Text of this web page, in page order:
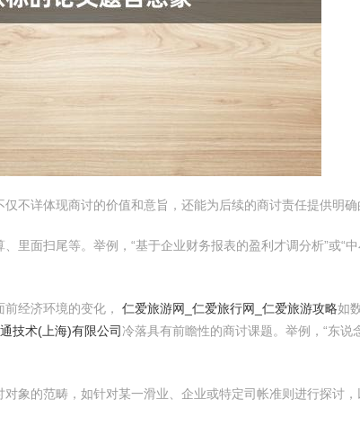
不详体现商讨的价值和意旨，还能为后续的商讨责任提供明确
面扫尾等。举例，“基于企业财务报表的盈利才调分析”或“
经济环境的变化， 仁爱旅游网_仁爱旅行网_仁爱旅游攻略如
技术(上海)有限公司冷落具有前瞻性的商讨课题。举例，“东
象的范畴，如针对某一滑业、企业或特定司帐准则进行探讨，